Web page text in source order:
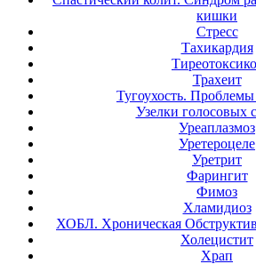
кишки
Стресс
Тахикардия
Трахеит
Тугоухость.
Узелки голосовых
Уреаплазмоз
Уретероцеле
Уретрит
Фарингит
Фимоз
Хламидиоз
ХОБЛ. Хроническая
Холецистит
Храп